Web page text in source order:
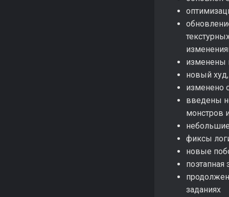
изменены
новый
изменено
введены
монстров
фиксы
новые
поэтапная
заданиях